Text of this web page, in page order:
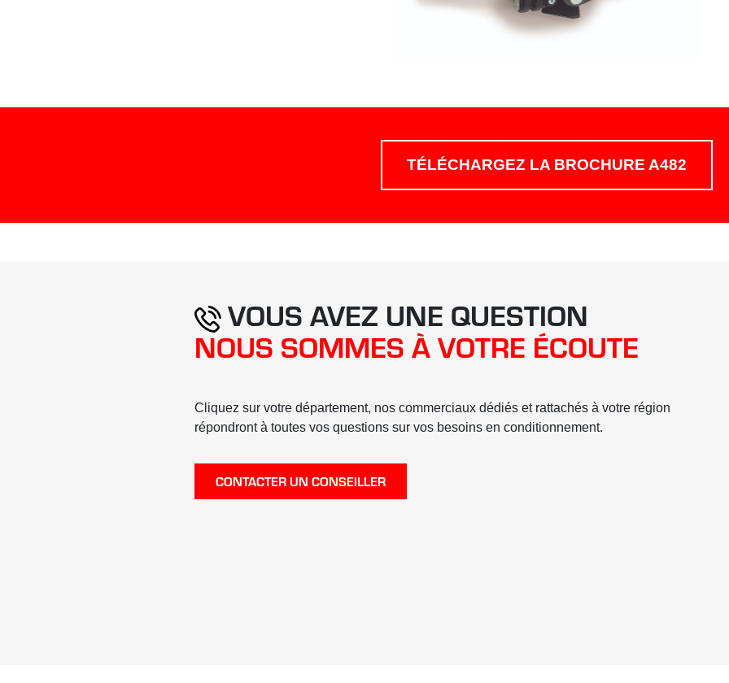
TÉLÉCHARGEZ LA BROCHURE A482
VOUS AVEZ UNE QUESTION
NOUS SOMMES À VOTRE ÉCOUTE
Cliquez sur votre département, nos commerciaux dédiés et rattachés à votre région
répondront à toutes vos questions sur vos besoins en conditionnement.
CONTACTER UN CONSEILLER